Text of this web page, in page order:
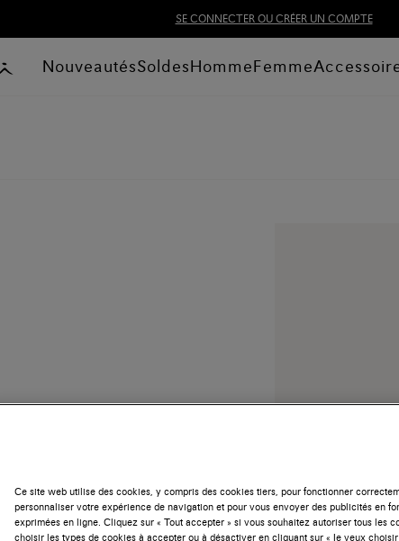
SE CONNECTER OU CRÉER UN COMPTE
NouveautésSoldesHommeFemme
Ce site web utilise des cookies, y compris des cookies tiers, pour fonctionner
personnaliser votre expérience de navigation et pour vous envoyer des publicités en
exprimées en ligne. Cliquez sur « Tout accepter » si vous souhaitez autoriser tous les
choisir les types de cookies à accepter ou à désactiver en cliquant sur « Je veux